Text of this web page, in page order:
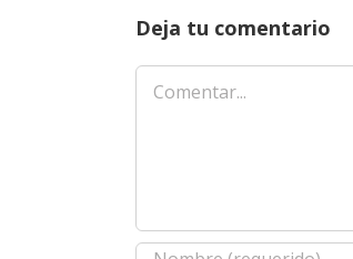
Deja tu comentario
Comentar